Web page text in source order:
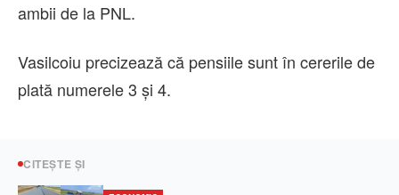
ambii de la PNL.
Vasilcoiu precizează că pensiile sunt în cererile de
plată numerele 3 şi 4.
CITEȘTE ȘI